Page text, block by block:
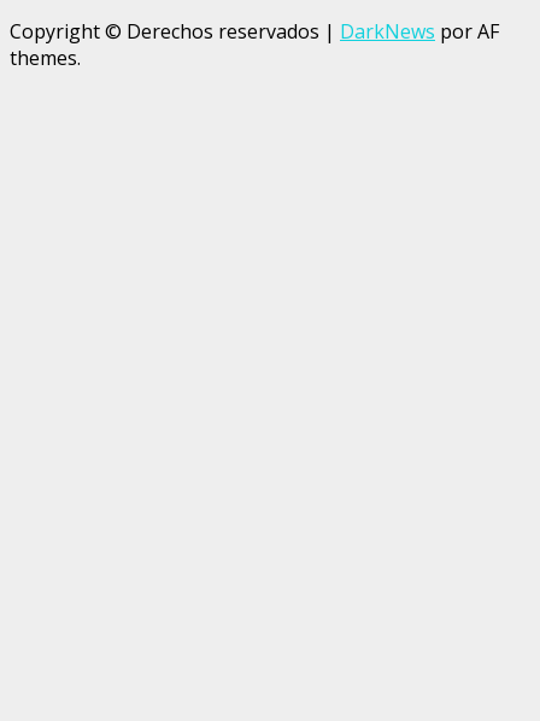
Copyright © Derechos reservados | DarkNews por AF
themes.